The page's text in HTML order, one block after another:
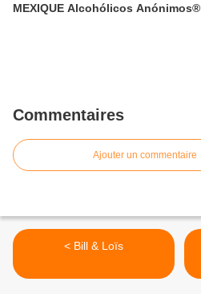
MEXIQUE Alcohólicos Anónimos®
Commentaires
Ajouter un commentaire
< Bill & Loïs